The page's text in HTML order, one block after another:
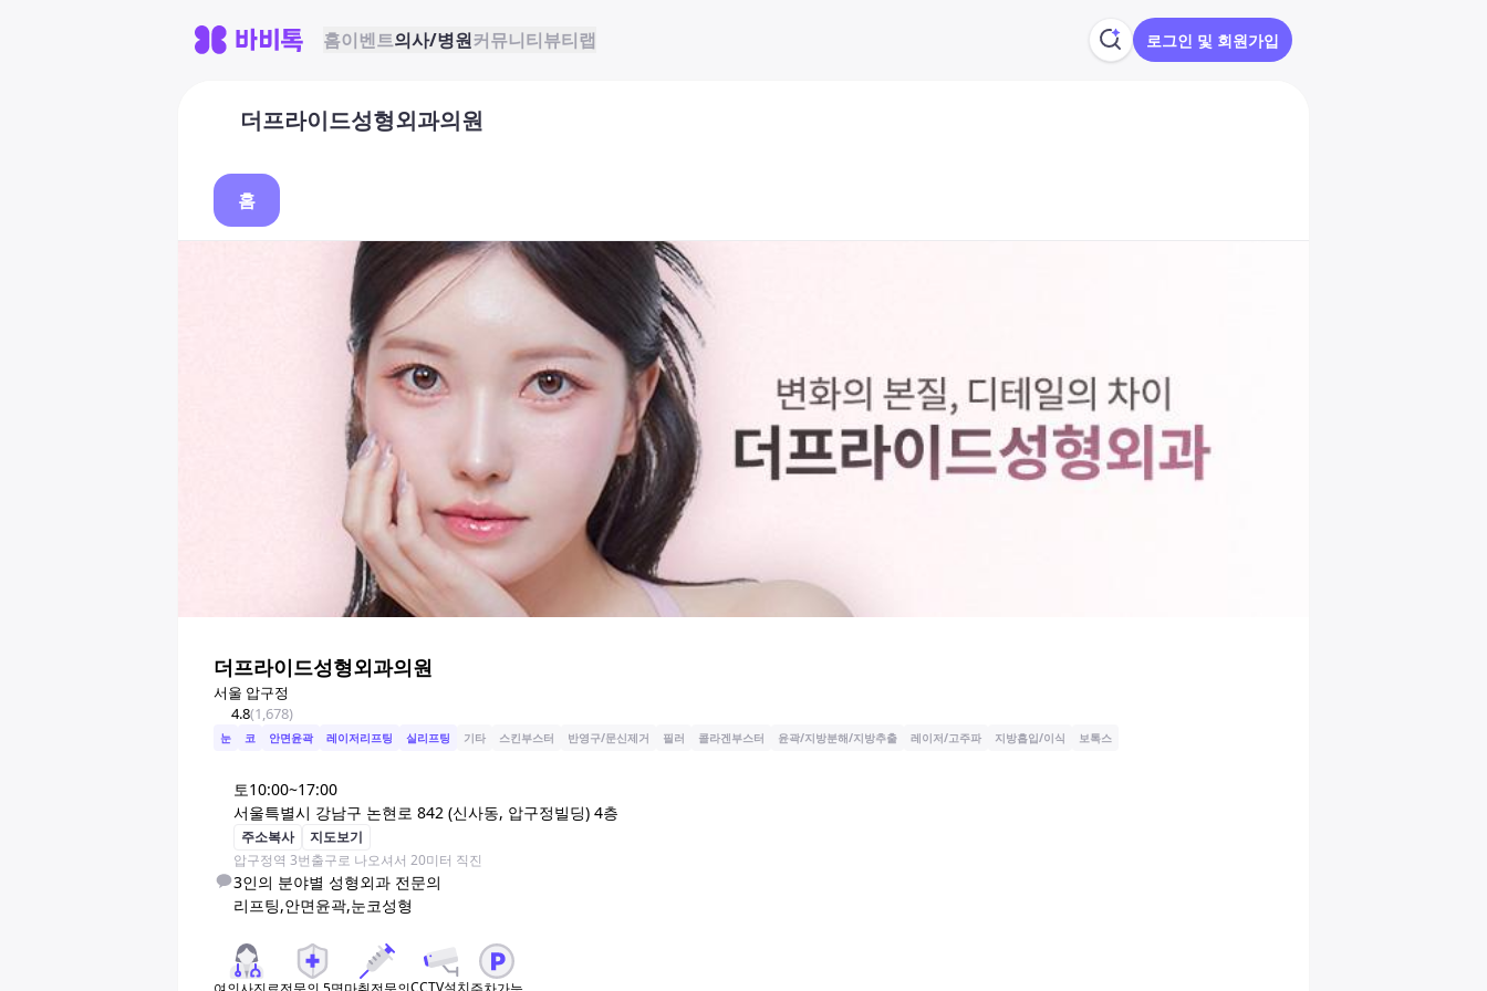
홈이벤트의사/병원커뮤니티뷰티랩 로그인 및 회원가입
더프라이드성형외과의원
홈
더프라이드성형외과의원
서울 압구정
4.8(1,678)
눈 코 안면윤곽 레이저리프팅 실리프팅 기타 스킨부스터 반영구/문신제거 필러 콜라겐부스터 윤곽/지방분해/지방추출 레이저/고주파 지방흡입/이식 보톡스
토10:00~17:00
서울특별시 강남구 논현로 842 (신사동, 압구정빌딩) 4층
주소복사
지도보기
압구정역 3번출구로 나오셔서 20미터 직진
3인의 분야별 성형외과 전문의
리프팅,안면윤곽,눈코성형
CCTV설치